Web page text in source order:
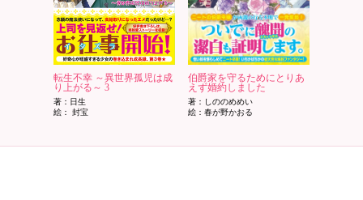
転生不幸 ～異世界孤児は成
り上がる～ 3
著：日生
絵： 封宝
伯爵家を守るためにとりあ
えず婚約しました
著：しののめめい
絵：春が野かおる